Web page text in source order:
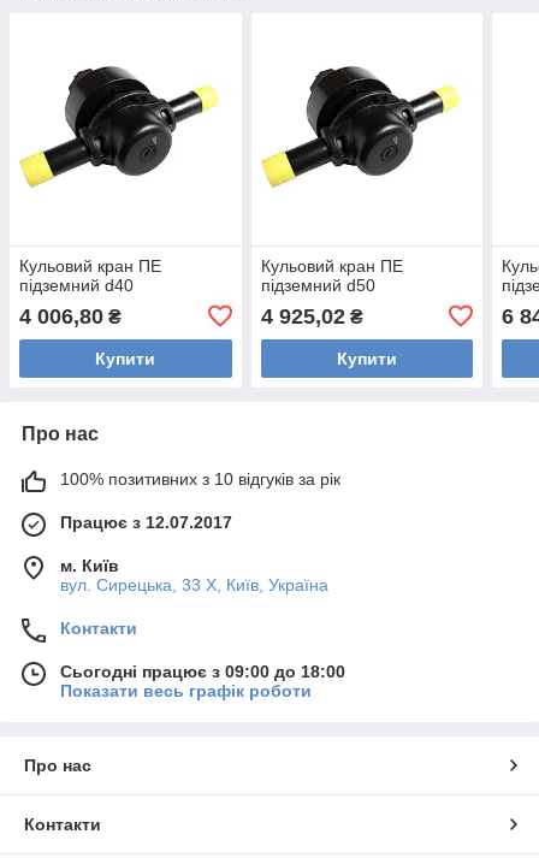
Кульовий кран ПЕ
підземний d40
4 006,80 ₴
Купити
Кульовий кран ПЕ
підземний d50
4 925,02₴
Купити
6
Про нас
100% позитивних з 10 відгуків за рік
Працює з 12.07.2017
м. Київ
вул. Сирецька, 33 Х, Київ, Україна
Контакти
Сьогодні працює з 09:00 до 18:00
Показати весь графік роботи
Про нас
Контакти